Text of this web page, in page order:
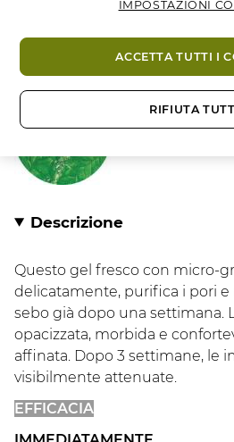
Complesso Vegetale
Vegetale
Descrizione
Questo gel fresco con micro-
delicatamente, purifica i pori e
sebo già dopo una settimana.
opacizzata, morbida e
affinata. Dopo 3 settimane, le
visibilmente attenuate.
EFFICACIA
RIFIUTA
ACCETTA TUTTI I
IMPOSTAZIONI